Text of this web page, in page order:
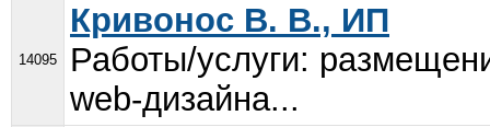
14095
Кривонос В. В., ИП
Работы/услуги:
web-дизайна...